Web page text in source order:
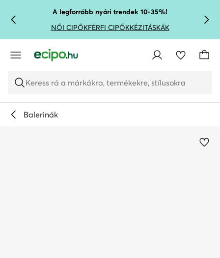
UGRÁS A FŐ TARTALOMRA
UGRÁS A KERESÉSHEZA legforróbb nyári trendek 10-35%!
NŐI CIPŐKFÉRFI CIPŐKKÉZITÁSKÁK
Keress rá a márkákra, termékekre, stílusokra
Balerinák